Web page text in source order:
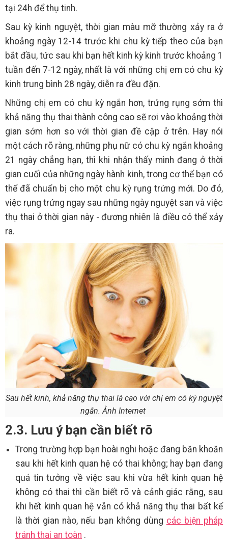
tại 24h để thụ tinh.
Sau kỳ kinh nguyệt, thời gian màu mỡ thường xảy ra ở
khoảng ngày 12-14 trước khi chu kỳ tiếp theo của bạn
bắt đầu, tức sau khi bạn hết kinh kỳ kinh trước khoảng 1
tuần đến 7-12 ngày, nhất là với những chị em có chu kỳ
kinh trung bình 28 ngày, diễn ra đều đặn.
Những chị em có chu kỳ ngắn hơn, trứng rụng sớm thì
khả năng thụ thai thành công cao sẽ rơi vào khoảng thời
gian sớm hơn so với thời gian đề cập ở trên. Hay nói
một cách rõ ràng, những phụ nữ có chu kỳ ngắn khoảng
21 ngày chẳng hạn, thì khi nhận thấy mình đang ở thời
gian cuối của những ngày hành kinh, trong cơ thể bạn có
thể đã chuẩn bị cho một chu kỳ rụng trứng mới. Do đó,
việc rụng trứng ngay sau những ngày nguyệt san và việc
thụ thai ở thời gian này - đương nhiên là điều có thể xảy
ra.
Sau hết kinh, khả năng thụ thai là cao với chị em có kỳ nguyệt
ngắn. Ảnh Internet
2.3. Lưu ý bạn cần biết rõ
Trong trường hợp bạn hoài nghi hoặc đang băn khoăn
sau khi hết kinh quan hệ có thai không; hay bạn đang
quá tin tưởng về việc sau khi vừa hết kinh quan hệ
không có thai thì cần biết rõ và cảnh giác rằng, sau
khi hết kinh quan hệ vẫn có khả năng thụ thai bất kể
là thời gian nào, nếu bạn không dùng các biện pháp
tránh thai an toàn .